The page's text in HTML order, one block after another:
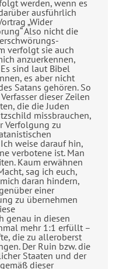
werden, wenn es
ausführlich
„Wider
Also nicht die
verfolgt sie auch
anzuerkennen,
sind laut Bibel
es aber nicht
Satans gehören. So
dieser Zeilen
die die Juden
missbrauchen,
Verfolgung zu
weise darauf hin,
verbotene ist. Man
Kaum erwähnen
sag ich euch,
daran hindern,
einer
zu übernehmen
genau in diesen
mehr 1:1 erfüllt –
die zu alleroberst
Der Ruin bzw. die
Staaten und der
dieser